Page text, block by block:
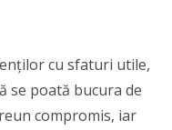
cu sfaturi utile,
se poată bucura de
compromis, iar